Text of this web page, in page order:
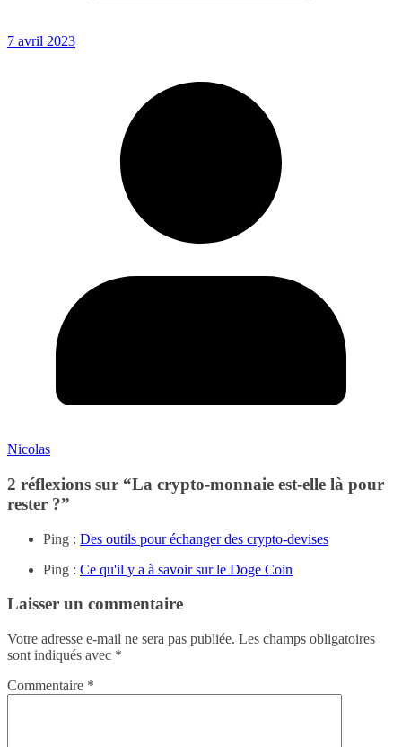
7 avril 2023
Nicolas
2 réflexions sur “La crypto-monnaie est-elle là pour
rester ?”
Ping : Des outils pour échanger des crypto-devises
Ping : Ce qu'il y a à savoir sur le Doge Coin
Laisser un commentaire
Votre adresse e-mail ne sera pas publiée. Les champs obligatoires
sont indiqués avec *
Commentaire *